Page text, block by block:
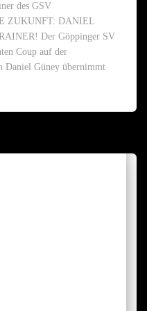
des GSV
ZUKUNFT: DANIEL
Der Göppinger SV
Coup auf der
Daniel Güney übernimmt